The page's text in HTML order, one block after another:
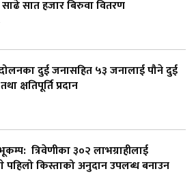
सात हजार बिरुवा वितरण
दुई जनासहित ५३ जनालाई पौने दुई
क्षतिपूर्ति प्रदान
त्रिवेणीका ३०२ लाभग्राहीलाई
पहिलो किस्ताको अनुदान उपलब्ध बनाउन